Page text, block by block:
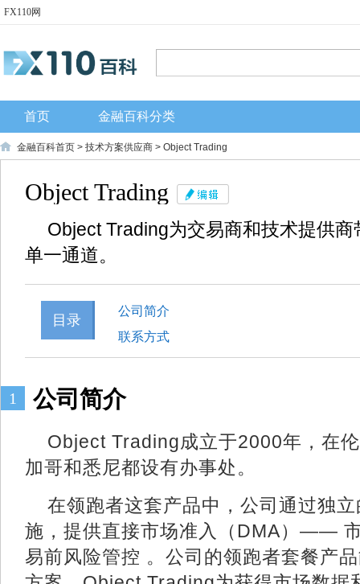
FX110网
首页 金融百科分类
金融百科首页 > 技术方案供应商 > Object Trading
Object Trading
Object Trading为交易商和技术提供
单一通道。
目录
公司简介
联系方式
1 公司简介
Object Trading成立于2000年，在
加哥和悉尼都设有办事处。
在领跑者这套产品中，公司通过独
施，提供直接市场准入（DMA）——
易前风险管控 。公司的领跑者套餐产